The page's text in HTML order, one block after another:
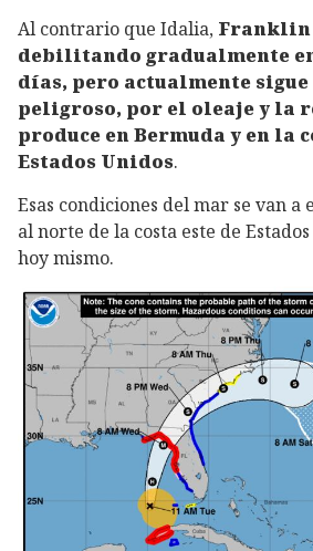
Al contrario que Idalia, Franklin
debilitando gradualmente
días, pero actualmente
peligroso, por el oleaje y la
produce en Bermuda y en la
Estados Unidos.
Esas condiciones del mar se van a
al norte de la costa este de
hoy mismo.